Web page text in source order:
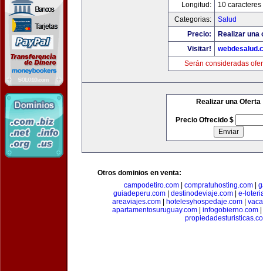
Longitud:
10 caracteres
Categorias:
Salud
Precio:
Realizar una
Visitar!
Serán consideradas
Realizar una Oferta
Precio Ofrecido $
Otros dominios en venta:
campodetiro.com
compratuhosting.com
guiadeperu.com
destinodeviaje.com
e-
areaviajes.com
hotelesyhospedaje.com
apartamentosuruguay.com
infogobierno.com